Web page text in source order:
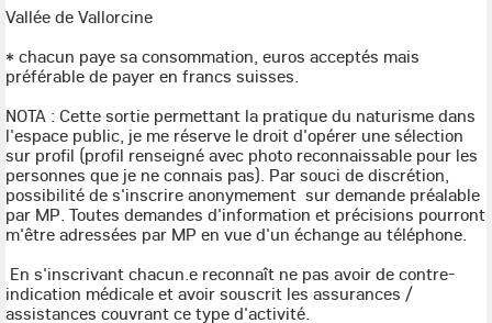
Vallée de Vallorcine
* chacun paye sa consommation, euros acceptés mais
préférable de payer en francs suisses.
NOTA : Cette sortie permettant la pratique du naturisme dans
l'espace public, je me réserve le droit d'opérer une sélection
sur profil (profil renseigné avec photo reconnaissable pour les
personnes que je ne connais pas). Par souci de discrétion,
possibilité de s'inscrire anonymement sur demande préalable
par MP. Toutes demandes d'information et précisions pourront
m'être adressées par MP en vue d'un échange au téléphone.
En s'inscrivant chacun.e reconnaît ne pas avoir de contre-
indication médicale et avoir souscrit les assurances /
assistances couvrant ce type d'activité.